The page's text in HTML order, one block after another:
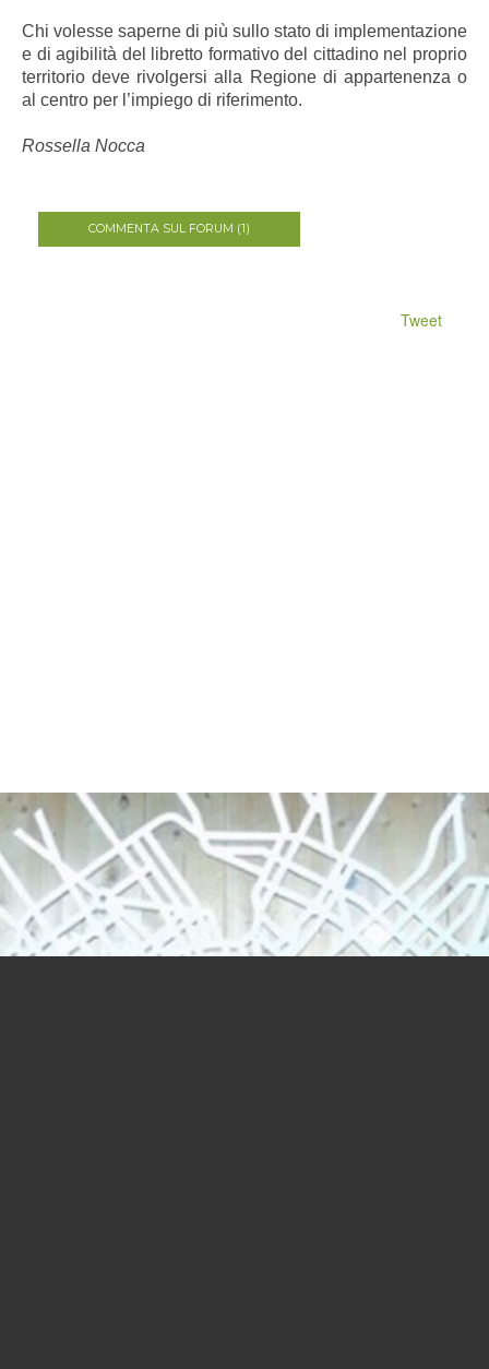
Chi volesse saperne di più sullo stato di implementazione
e di agibilità del libretto formativo del cittadino nel proprio
territorio deve rivolgersi alla Regione di appartenenza o
al centro per l’impiego di riferimento.
Rossella Nocca
COMMENTA SUL FORUM (1)
Tweet